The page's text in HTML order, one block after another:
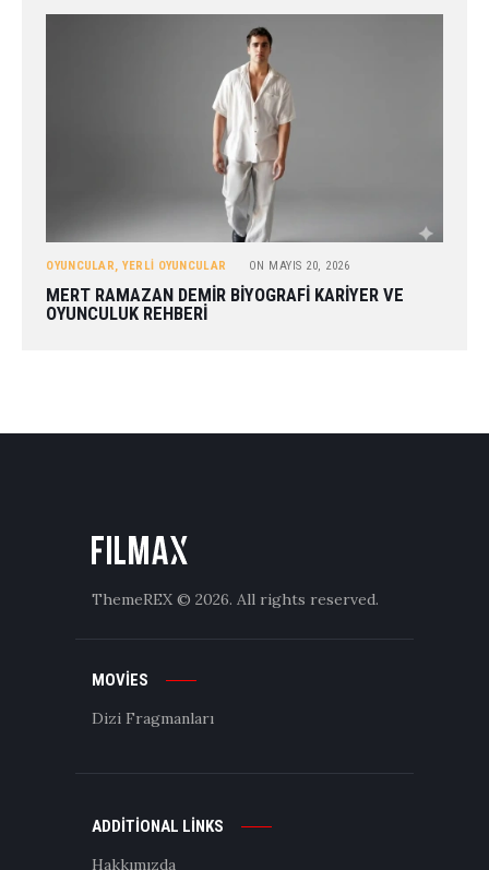
OYUNCULAR, YERLI OYUNCULAR ON MAYIS 20, 2026
MERT RAMAZAN DEMIR BIYOGRAFI KARIYER VE
OYUNCULUK REHBERI
ThemeREX © 2026. All rights reserved.
MOVIES
Dizi Fragmanları
ADDITIONAL LINKS
Hakkımızda